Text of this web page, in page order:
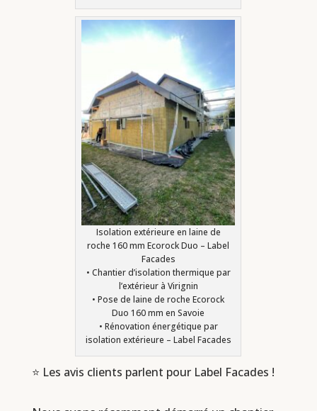
Isolation extérieure en laine de
roche 160 mm Ecorock Duo – Label
Facades
• Chantier d’isolation thermique par
l’extérieur à Virignin
• Pose de laine de roche Ecorock
Duo 160 mm en Savoie
• Rénovation énergétique par
isolation extérieure – Label Facades
⭐ Les avis clients parlent pour Label Facades !